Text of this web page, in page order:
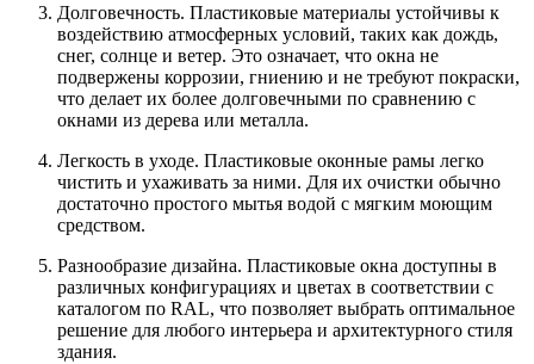
Долговечность. Пластиковые материалы устойчивы к
воздействию атмосферных условий, таких как дождь,
снег, солнце и ветер. Это означает, что окна не
подвержены коррозии, гниению и не требуют покраски,
что делает их более долговечными по сравнению с
окнами из дерева или металла.
Легкость в уходе. Пластиковые оконные рамы легко
чистить и ухаживать за ними. Для их очистки обычно
достаточно простого мытья водой с мягким моющим
средством.
Разнообразие дизайна. Пластиковые окна доступны в
различных конфигурациях и цветах в соответствии с
каталогом по RAL, что позволяет выбрать оптимальное
решение для любого интерьера и архитектурного стиля
здания.